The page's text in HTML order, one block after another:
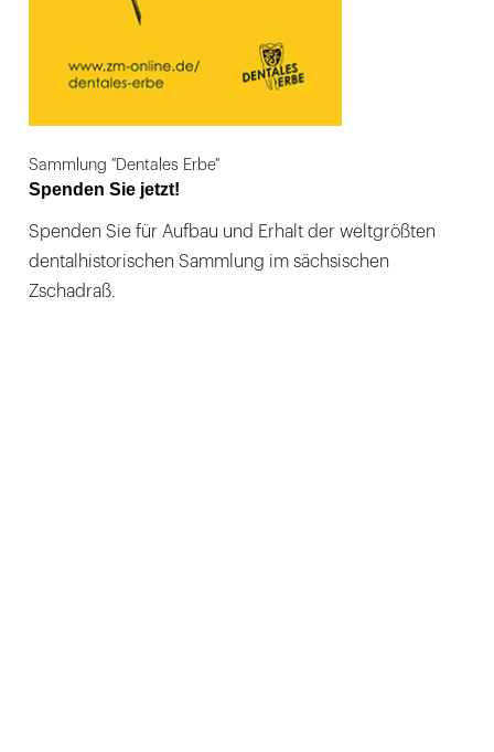
Sammlung "Dentales Erbe"
Spenden Sie jetzt!
Spenden Sie für Aufbau und Erhalt der weltgrößten
dentalhistorischen Sammlung im sächsischen
Zschadraß.